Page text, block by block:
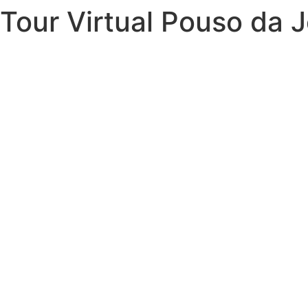
Tour Virtual Pouso da